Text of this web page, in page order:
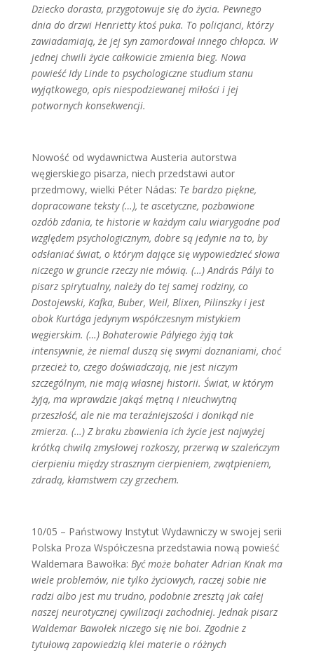
Dziecko dorasta, przygotowuje się do życia. Pewnego
dnia do drzwi Henrietty ktoś puka. To policjanci, którzy
zawiadamiają, że jej syn zamordował innego chłopca. W
jednej chwili życie całkowicie zmienia bieg. Nowa
powieść Idy Linde to psychologiczne studium stanu
wyjątkowego, opis niespodziewanej miłości i jej
potwornych konsekwencji.
Nowość od wydawnictwa Austeria autorstwa
węgierskiego pisarza, niech przedstawi autor
przedmowy, wielki Péter Nádas: Te bardzo piękne,
dopracowane teksty (…), te ascetyczne, pozbawione
ozdób zdania, te historie w każdym calu wiarygodne pod
względem psychologicznym, dobre są jedynie na to, by
odsłaniać świat, o którym dające się wypowiedzieć słowa
niczego w gruncie rzeczy nie mówią. (…) ­András Pályi to
pisarz spirytualny, należy do tej samej rodziny, co
Dostojewski, Kafka, Buber, Weil, Blixen, Pilin­szky i jest
obok Kurtága jedynym współczesnym mistykiem
węgierskim. (…) Bohaterowie Pályiego żyją tak
intensywnie, że niemal duszą się swymi doznaniami, choć
przecież to, czego doświadczają, nie jest niczym
szczególnym, nie mają własnej historii. Świat, w którym
żyją, ma wprawdzie jakąś mętną i nieuchwytną
przeszłość, ale nie ma teraźniejszości i donikąd nie
zmierza. (…) Z braku zbawienia ich życie jest najwyżej
krótką chwilą zmysłowej rozkoszy, przerwą w szaleńczym
cierpieniu między strasznym cierpieniem, zwątpieniem,
zdradą, kłamstwem czy grzechem.
10/05 – Państwowy Instytut Wydawniczy w swojej serii
Polska Proza Współczesna przedstawia nową powieść
Waldemara Bawołka: Być może bohater Adrian Knak ma
wiele problemów, nie tylko życiowych, raczej sobie nie
radzi albo jest mu trudno, podobnie zresztą jak całej
naszej neurotycznej cywilizacji zachodniej. Jednak pisarz
Waldemar Bawołek niczego się nie boi. Zgodnie z
tytułową zapowiedzią klei materie o różnych